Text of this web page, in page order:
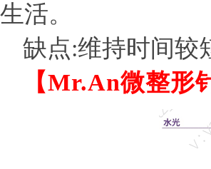
生活。
缺点:维持时间较
【Mr.An微整形